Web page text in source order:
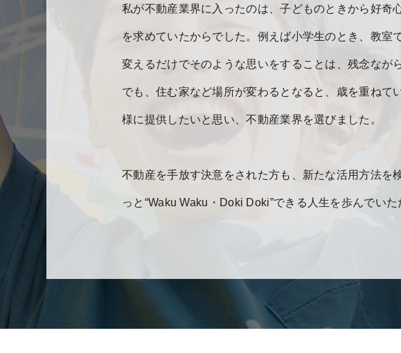
私が不動産業界に入ったのは、子どものときから好奇
を求めていたからでした。例えば小学生のとき、教
変えるだけでそのような思いをすることは、残念なが
でも、住む家など場所が変わるとなると、歳を重ね
様に提供したいと思い、不動産業界を選びました。
不動産を手放す決意をされた方も、新たな活用方法を
っと“Waku Waku・Doki Doki”できる人生を歩んでい